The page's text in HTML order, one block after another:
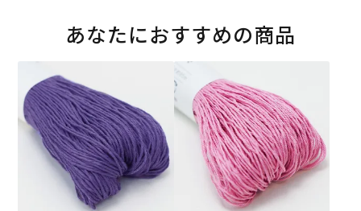
あなたにおすすめの商品